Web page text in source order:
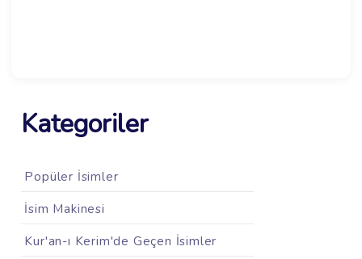
Kategoriler
Popüler İsimler
İsim Makinesi
Kur'an-ı Kerim'de Geçen İsimler